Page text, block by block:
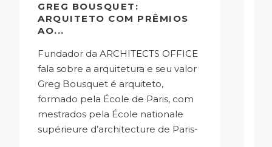
GREG BOUSQUET:
ARQUITETO COM PRÊMIOS
AO...
Fundador da ARCHITECTS OFFICE
fala sobre a arquitetura e seu valor
Greg Bousquet é arquiteto,
formado pela École de Paris, com
mestrados pela École nationale
supérieure d’architecture de Paris-